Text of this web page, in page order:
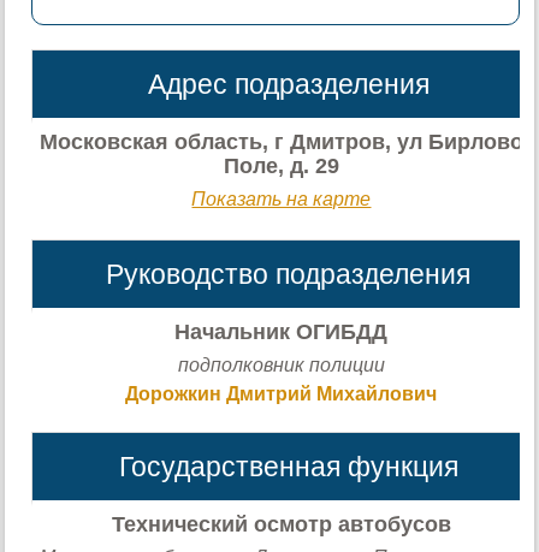
Адрес подразделения
Московская область, г Дмитров, ул Бирлово
Поле, д. 29
Показать на карте
Руководство подразделения
Начальник ОГИБДД
подполковник полиции
Дорожкин Дмитрий Михайлович
Государственная функция
Технический осмотр автобусов